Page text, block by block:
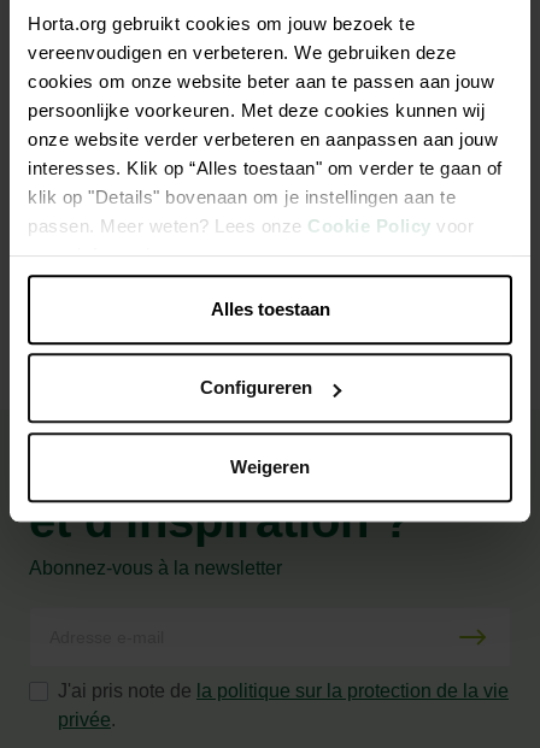
Horta.org gebruikt cookies om jouw bezoek te
vereenvoudigen en verbeteren. We gebruiken deze
cookies om onze website beter aan te passen aan jouw
persoonlijke voorkeuren. Met deze cookies kunnen wij
onze website verder verbeteren en aanpassen aan jouw
interesses. Klik op “Alles toestaan" om verder te gaan of
klik op "Details" bovenaan om je instellingen aan te
passen. Meer weten? Lees onze Cookie Policy voor
meer informatie.
Alles toestaan
Configureren
Weigeren
Shedder L
Manche plastique avec revêtement anti-dérapant en
caoutchouc
Caractéristiques
Besoin de conseils
et d'inspiration ?
Abonnez-vous à la newsletter
J'ai pris note de la politique sur la protection de la vie
privée.